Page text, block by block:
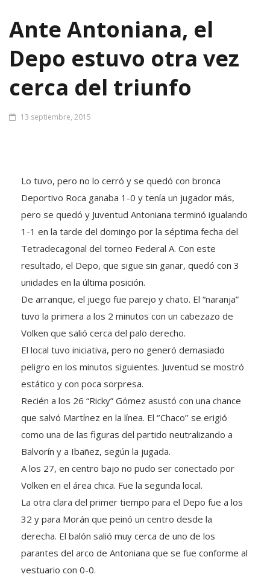
Ante Antoniana, el
Depo estuvo otra vez
cerca del triunfo
Deportivo Roca ganaba 1-0 y tenía un jugador más,
pero se quedó y Juventud Antoniana terminó igualando
1-1 en la tarde del domingo por la séptima fecha del
Tetradecagonal del torneo Federal A. Con este
resultado, el Depo, que sigue sin ganar, quedó con 3
unidades en la última posición.
De arranque, el juego fue parejo y chato. El “naranja”
tuvo la primera a los 2 minutos con un cabezazo de
Volken que salió cerca del palo derecho.
El local tuvo iniciativa, pero no generó demasiado
peligro en los minutos siguientes. Juventud se mostró
estático y con poca sorpresa.
Recién a los 26 “Ricky” Gómez asustó con una chance
que salvó Martínez en la línea. El ‘’Chaco’’ se erigió
como una de las figuras del partido neutralizando a
Balvorín y a Ibañez, según la jugada.
A los 27, en centro bajo no pudo ser conectado por
Volken en el área chica. Fue la segunda local.
La otra clara del primer tiempo para el Depo fue a los
32 y para Morán que peinó un centro desde la
derecha. El balón salió muy cerca de uno de los
parantes del arco de Antoniana que se fue conforme al
vestuario con 0-0.
Antes del final, Montiglio cabeceó al gol, pero el juez